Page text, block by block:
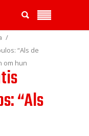
“Als de
om hun
zullen
“Als